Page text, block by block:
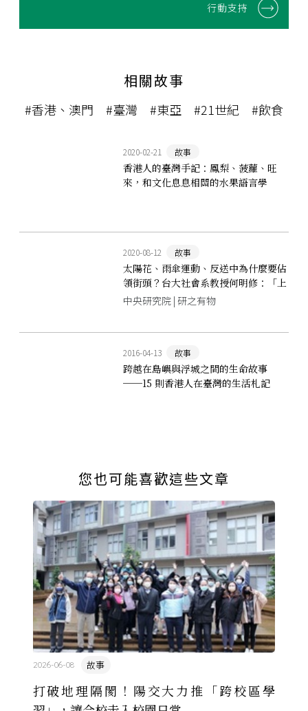
行動支持
相關故事
#香港、澳門 #臺灣 #東亞 #21世紀 #飲食
2020-02-21 故事
香港人的臺灣手記：鳳梨、菠蘿、旺
來，和文化息息相關的水果語言學
2020-08-12 故事
太陽花、雨傘運動、反送中為什麼要佔
領街頭？台大社會系教授何明修：「上
街頭不是因為有可能贏，而是擔心失
中央研究院 | 研之有物
2016-04-13 故事
跨越在島嶼與浮城之間的生命故事
──15 則香港人在臺灣的生活札記
您也可能喜歡這些文章
打破地理隔閡！陽交大力推「跨校區學
故事
2026-06-08